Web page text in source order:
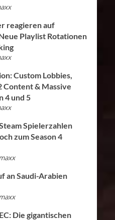
reagieren auf
Playlist Rotationen
Custom Lobbies,
Content & Massive
4 und 5
Spielerzahlen
zum Season 4
an Saudi-Arabien
Die gigantischen